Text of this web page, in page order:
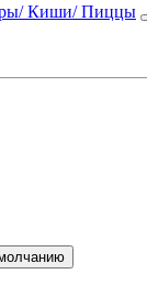
Киши/ Пиццы